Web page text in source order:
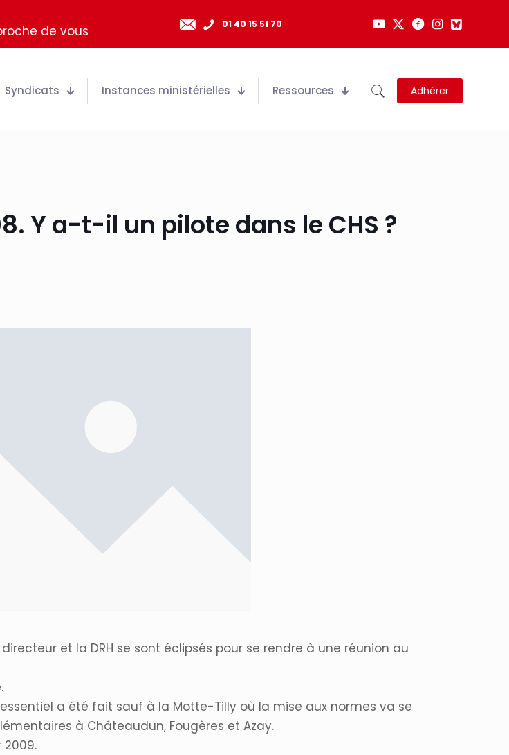
de vous
01 40 15 51 70
Syndicats Instances ministérielles Ressources Adhérer
Y a-t-il un pilote dans le CHS ?
et la DRH se sont éclipsés pour se rendre à une réunion au
a été fait sauf à la Motte-Tilly où la mise aux normes va se
à Châteaudun, Fougères et Azay.